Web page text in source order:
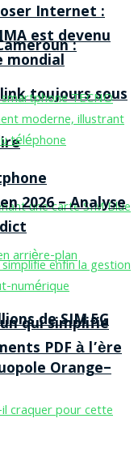
:
toujours sous
de SIM 5G
Orange–
Internet :
est devenu
mondial
2026 – Analyse
qui simplifie
PDF à l’ère